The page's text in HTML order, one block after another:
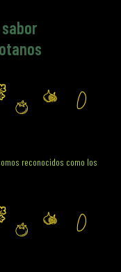
reconocidos como los